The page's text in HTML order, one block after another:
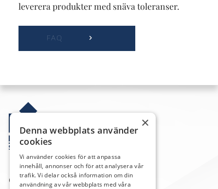
leverera produkter med snäva toleranser.
FAQ
Om oss
×
Denna webbplats använder
cookies
Vi använder cookies för att anpassa
innehåll, annonser och för att analysera vår
trafik. Vi delar också information om din
användning av vår webbplats med våra